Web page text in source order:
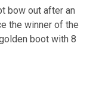
bow out after an
the winner of the
boot with 8